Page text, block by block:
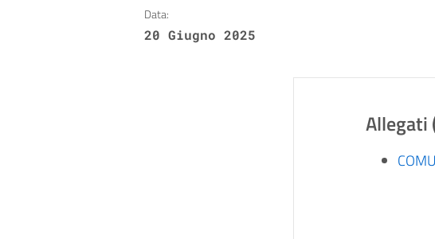
Data:
20 Giugno 2025
Allegati